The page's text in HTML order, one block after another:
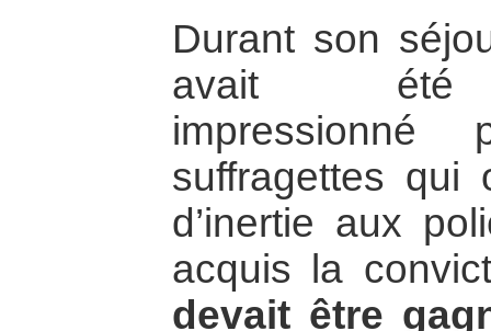
Durant son
avait été
suffragettes qui
d’inertie aux
acquis la
devait être